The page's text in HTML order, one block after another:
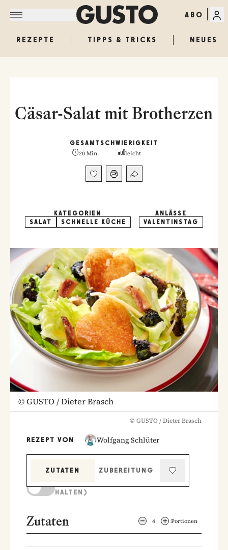
ABO
REZEPTE TIPPS & TRICKS NEUES
Cäsar-Salat mit Brotherzen
GESAMT
20 Min.
SCHWIERIGKEIT
leicht
KATEGORIEN
SALAT
SCHNELLE KÜCHE
ANLÄSSE
VALENTINSTAG
©GUSTO / Dieter Brasch
© GUSTO / Dieter Brasch
REZEPT VON Wolfgang Schlüter
ZUTATEN
ZUBEREITUNG
HALTEN)
Zutaten 4 Portionen